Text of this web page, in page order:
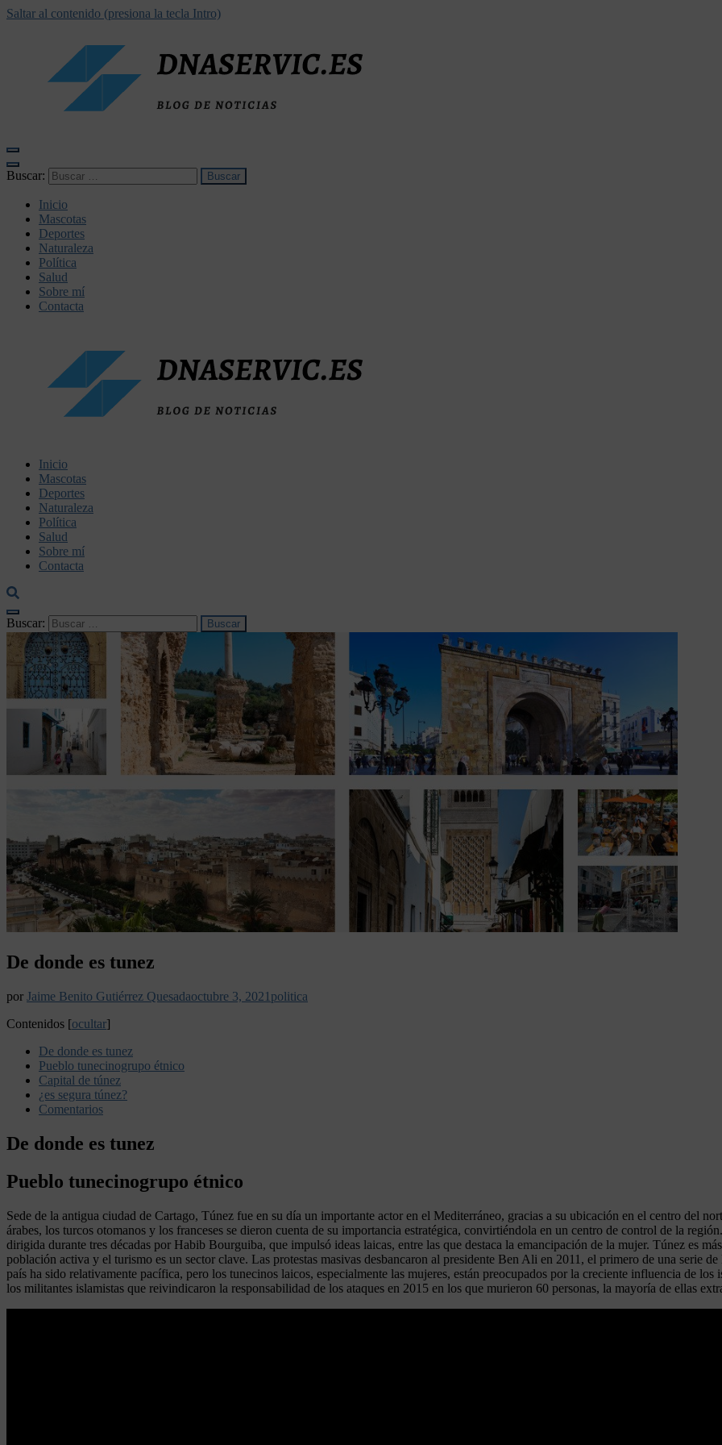
Saltar al contenido (presiona la tecla Intro)
Buscar:
Inicio
Mascotas
Deportes
Naturaleza
Política
Salud
Sobre mí
Contacta
dnaservic.es
Inicio
Mascotas
Deportes
Naturaleza
Política
Salud
Sobre mí
Contacta
Buscar:
De donde es tunez
por Jaime Benito Gutiérrez Quesadaoctubre 3, 2021 politica
Contenidos [ocultar]
De donde es tunez
Pueblo tunecinogrupo étnico
Capital de túnez
¿es segura túnez?
Comentarios
De donde es tunez
Pueblo tunecinogrupo étnico
Sede de la antigua ciudad de Cartago, Túnez fue en su día un importante actor en el Mediterráneo, gracias a su ubicación en el centro del
árabes, los turcos otomanos y los franceses se dieron cuenta de su importancia estratégica, convirtiéndola en un centro de control de la
dirigida durante tres décadas por Habib Bourguiba, que impulsó ideas laicas, entre las que destaca la emancipación de la mujer. Túnez es
población activa y el turismo es un sector clave. Las protestas masivas desbancaron al presidente Ben Ali en 2011, el primero de una serie
país ha sido relativamente pacífica, pero los tunecinos laicos, especialmente las mujeres, están preocupados por la creciente influencia de
los militantes islamistas que reivindicaron la responsabilidad de los ataques en 2015 en los que murieron 60 personas, la mayoría de ellas